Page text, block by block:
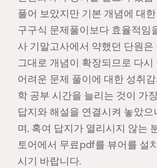
풀어 보았지만 기본 개념에 대
구구식 문제풀이보다 효율적임
사 기말고사에서 약했던 단원
그대로 개념이 확장되므로 다시
어려운 문제 풀이에 대한 성취
학 공부 시간을 늘리는 것이 가
답지와 해설을 연결시켜 놓았
며, 혹여 답지가 열리시지 않는
토어에서 무료pdf를 뷰어를 설
시기 바랍니다.